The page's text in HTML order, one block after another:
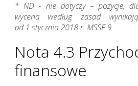
* ND - nie dotyczy – pozycje,
wycena według zasad
od 1 stycznia 2018 r. MSSF 9
Nota 4.3
finansowe